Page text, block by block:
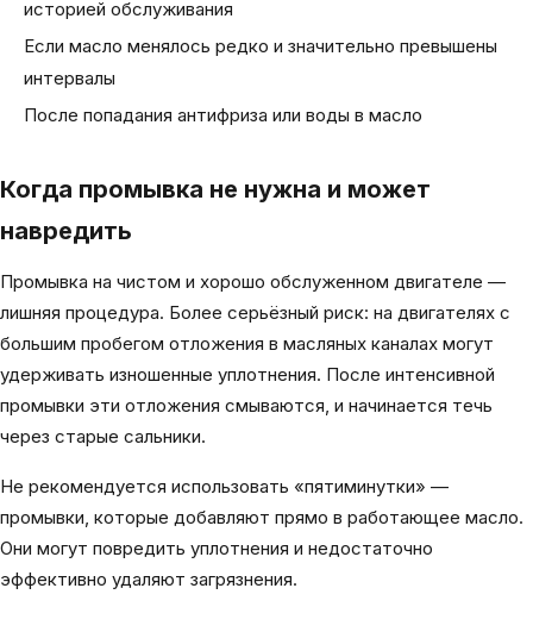
историей обслуживания
Если масло менялось редко и значительно превышены
интервалы
После попадания антифриза или воды в масло
Когда промывка не нужна и может
навредить
Промывка на чистом и хорошо обслуженном двигателе —
лишняя процедура. Более серьёзный риск: на двигателях с
большим пробегом отложения в масляных каналах могут
удерживать изношенные уплотнения. После интенсивной
промывки эти отложения смываются, и начинается течь
через старые сальники.
Не рекомендуется использовать «пятиминутки» —
промывки, которые добавляют прямо в работающее масло.
Они могут повредить уплотнения и недостаточно
эффективно удаляют загрязнения.